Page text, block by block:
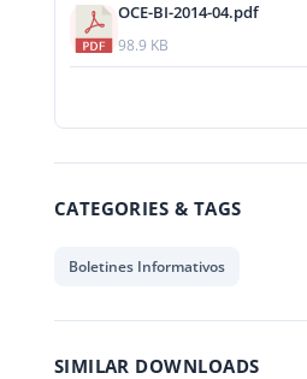
OCE-BI-2014-04.pdf
98.9 KB
CATEGORIES & TAGS
Boletines Informativos
SIMILAR DOWNLOADS